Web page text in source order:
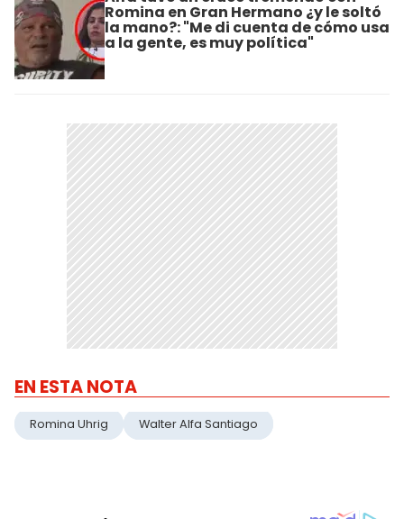
Romina en Gran Hermano ¿y le soltó
la mano?: "Me di cuenta de cómo usa
a la gente, es muy política"
EN ESTA NOTA
Romina Uhrig Walter Alfa Santiago